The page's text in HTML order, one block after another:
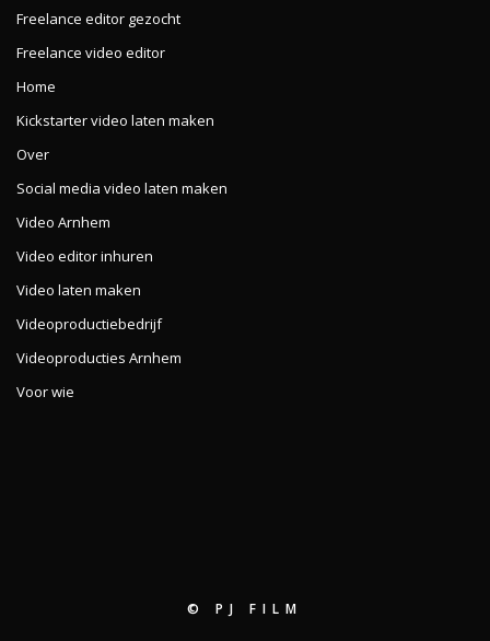
Freelance editor gezocht
Freelance video editor
Home
Kickstarter video laten maken
Over
Social media video laten maken
Video Arnhem
Video editor inhuren
Video laten maken
Videoproductiebedrijf
Videoproducties Arnhem
Voor wie
© PJ FILM